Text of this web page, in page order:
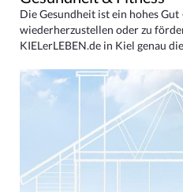
Die Gesundheit ist ein hohes Gut
wiederherzustellen oder zu
KIELerLEBEN.de in Kiel genau